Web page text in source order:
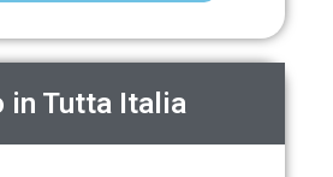
in Tutta Italia